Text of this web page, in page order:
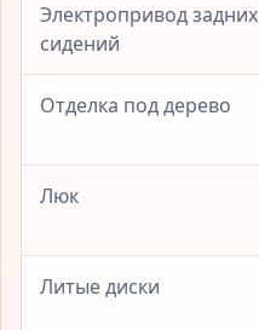
Электропривод задних
сидений
Отделка под дерево
Люк
Литые диски